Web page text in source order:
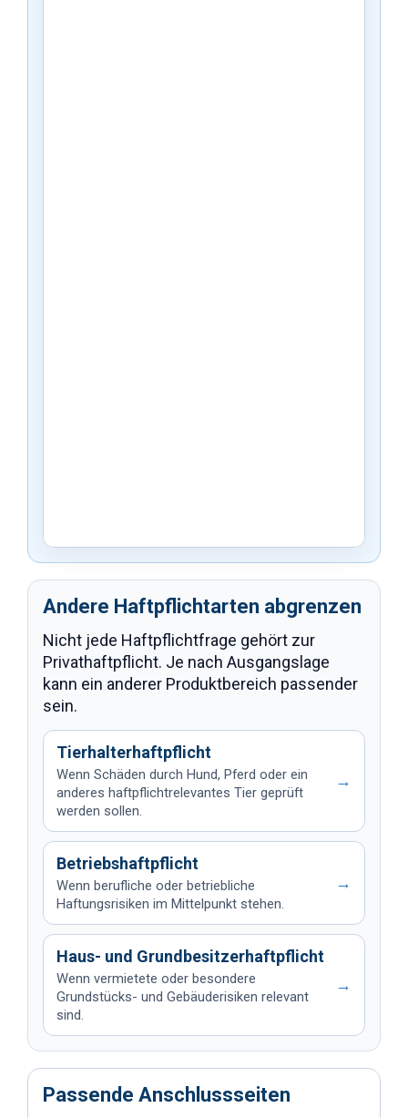
Andere Haftpflichtarten abgrenzen
Nicht jede Haftpflichtfrage gehört zur
Privathaftpflicht. Je nach Ausgangslage
kann ein anderer Produktbereich passender
sein.
Tierhalterhaftpflicht
Wenn Schäden durch Hund, Pferd oder ein
anderes haftpflichtrelevantes Tier geprüft
werden sollen.
→
Betriebshaftpflicht
Wenn berufliche oder betriebliche
Haftungsrisiken im Mittelpunkt stehen.
→
Haus- und Grundbesitzerhaftpflicht
Wenn vermietete oder besondere
Grundstücks- und Gebäuderisiken relevant
sind.
→
Passende Anschlussseiten